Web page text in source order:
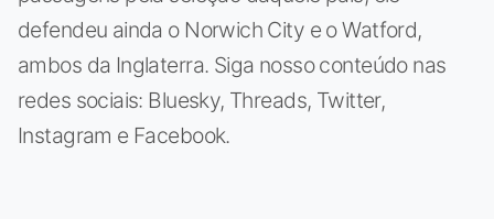
defendeu ainda o Norwich City e o Watford,
ambos da Inglaterra. Siga nosso conteúdo nas
redes sociais: Bluesky, Threads, Twitter,
Instagram e Facebook.